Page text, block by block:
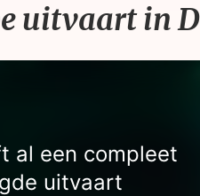
uitvaart in
al een compleet
uitvaart